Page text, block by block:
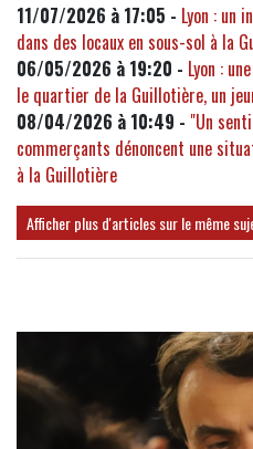
11/07/2026 à 17:05 - Lyon : un
dans des locaux en sous-sol à la
06/05/2026 à 19:20 - Lyon :
le quartier de la Guillotière, un
08/04/2026 à 10:49 - "Un
commerçants dénoncent une
à la Guillotière
Afficher plus d'articles sur le même